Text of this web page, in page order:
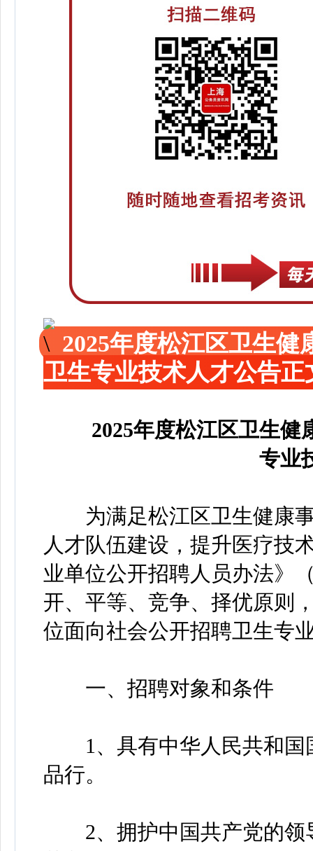
2025年度松江区卫生
卫生专业技术人才公告正
2025年度松江区卫生
专业
为满足松江区卫生健康事
人才队伍建设，提升医疗技
业单位公开招聘人员办法》
开、平等、竞争、择优原则
位面向社会公开招聘卫生专
一、招聘对象和条件
1、具有中华人民共和国
品行。
2、拥护中国共产党的领